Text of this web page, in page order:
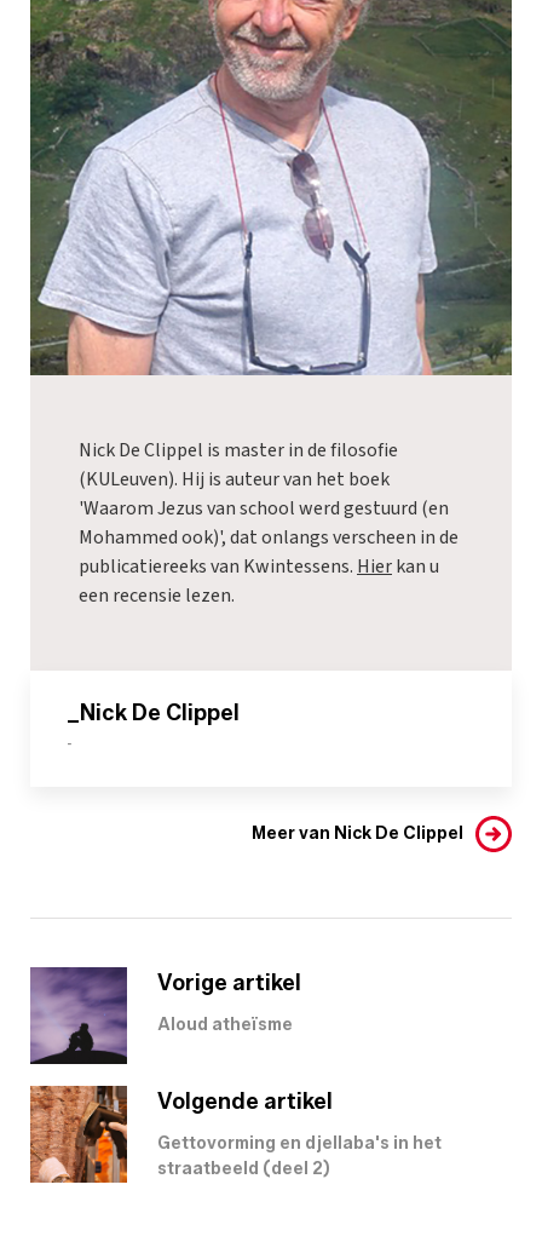
Nick De Clippel is master in de filosofie
(KULeuven). Hij is auteur van het boek
'Waarom Jezus van school werd gestuurd (en
Mohammed ook)', dat onlangs verscheen in de
publicatiereeks van Kwintessens. Hierkan u
een recensie lezen.
_Nick De Clippel
-
Meer van Nick De Clippel
Vorige artikel
Aloud atheïsme
Volgende artikel
Gettovorming en djellaba's in het
straatbeeld (deel 2)